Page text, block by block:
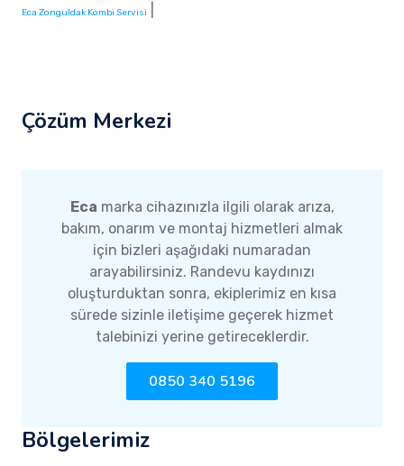
Eca Zonguldak Kombi Servisi
Çözüm Merkezi
Eca marka cihazınızla ilgili olarak arıza,
bakım, onarım ve montaj hizmetleri almak
için bizleri aşağıdaki numaradan
arayabilirsiniz. Randevu kaydınızı
oluşturduktan sonra, ekiplerimiz en kısa
sürede sizinle iletişime geçerek hizmet
talebinizi yerine getireceklerdir.
0850 340 5196
Bölgelerimiz